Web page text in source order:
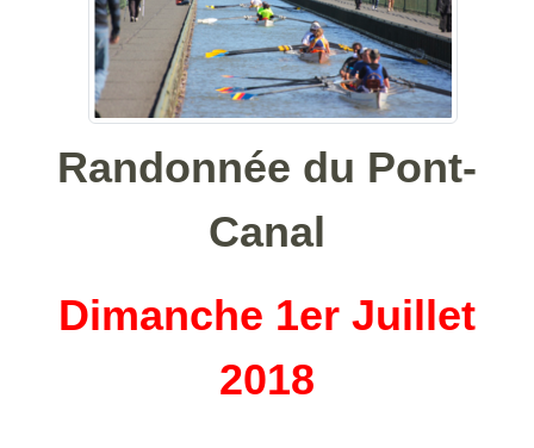
Randonnée du Pont-
Canal
Dimanche 1er Juillet
2018